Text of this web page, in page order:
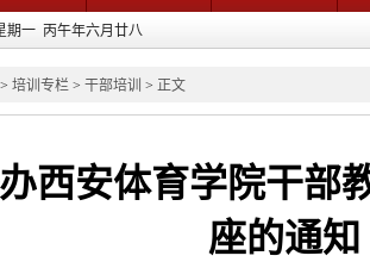
期一 丙午年六月廿八
> 培训专栏 > 干部培训 > 正文
西安体育学院干部
座的通知